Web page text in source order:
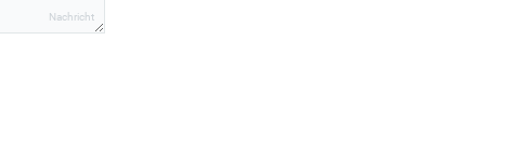
Nachricht